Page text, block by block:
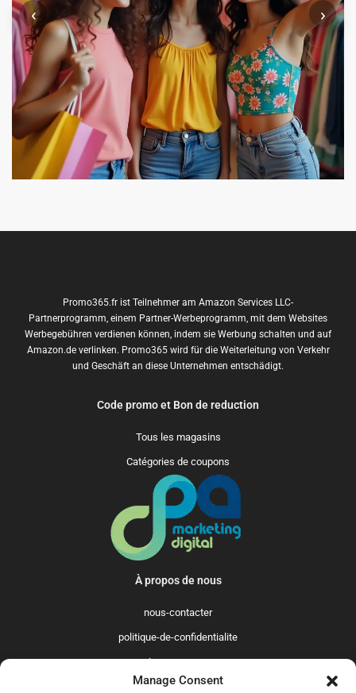
Manage Consent
‹ ›
Promo365.fr ist Teilnehmer am Amazon Services LLC-
Partnerprogramm, einem Partner-Werbeprogramm, mit dem Websites
Werbegebühren verdienen können, indem sie Werbung schalten und auf
Amazon.de verlinken. Promo365 wird für die Weiterleitung von Verkehr
und Geschäft an diese Unternehmen entschädigt.
Code promo et Bon de reduction
Tous les magasins
Catégories de coupons
À propos de nous
nous-contacter
politique-de-confidentialite
qui-sommes-nous